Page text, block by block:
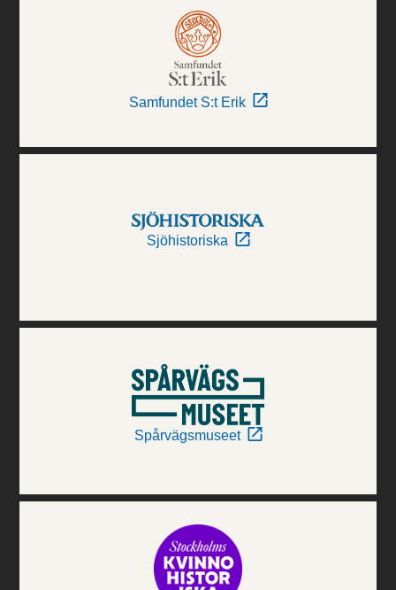
Samfundet S:t Erik
Sjöhistoriska
Spårvägsmuseet